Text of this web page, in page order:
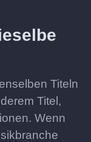
Titeln
Titel,
Wenn